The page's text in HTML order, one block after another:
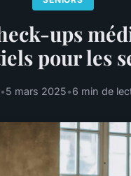
ups
pour les
•5 mars 2025•6 min de